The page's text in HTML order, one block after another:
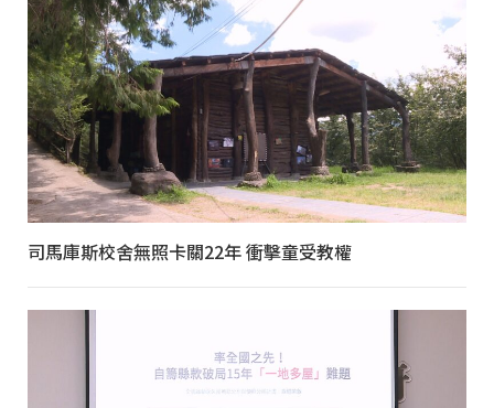
司馬庫斯校舍無照卡關22年 衝擊童受教權